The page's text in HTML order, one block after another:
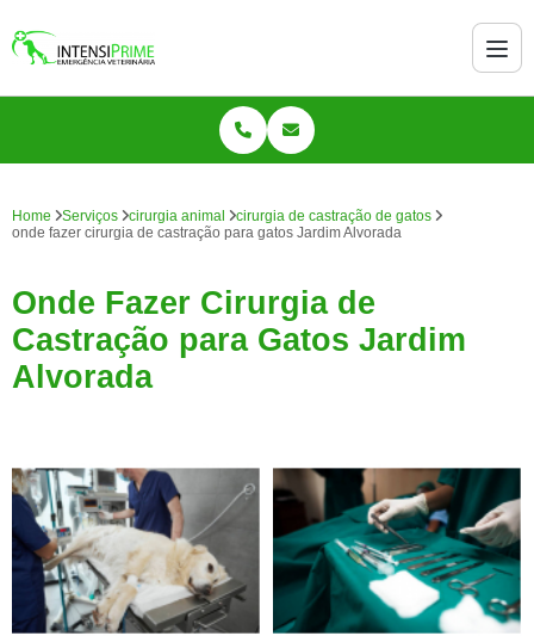
Home Serviços cirurgia animal
cirurgia de castração de gatos
onde fazer cirurgia de castração para gatos Jardim Alvorada
Onde Fazer Cirurgia de
Castração para Gatos Jardim
Alvorada